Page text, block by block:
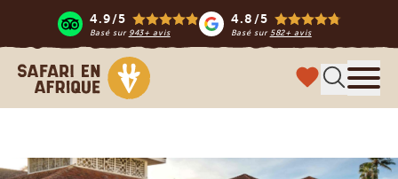
4.9/5
Basé sur 943+ avis
4.8/5
Basé sur 582+ avis
Safari en Afrique